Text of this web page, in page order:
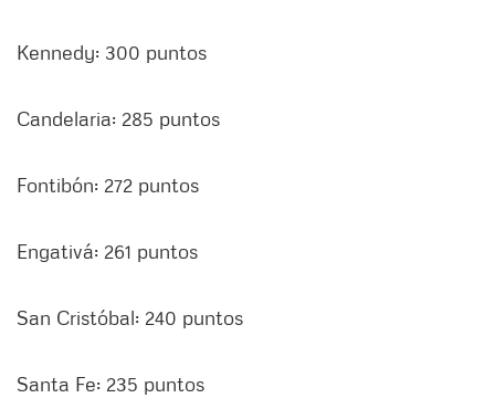
Kennedy: 300 puntos
Candelaria: 285 puntos
Fontibón: 272 puntos
Engativá: 261 puntos
San Cristóbal: 240 puntos
Santa Fe: 235 puntos